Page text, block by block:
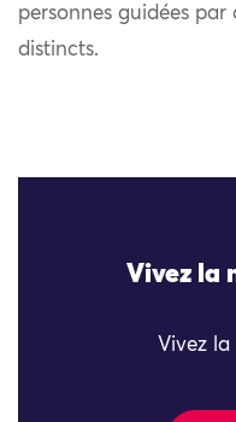
personnes guidées par
distincts.
Vivez la
Vivez